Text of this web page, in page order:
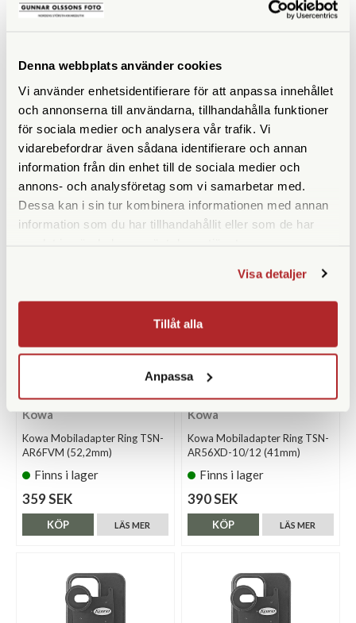
Denna webbplats använder cookies
Vi använder enhetsidentifierare för att anpassa innehållet
och annonserna till användarna, tillhandahålla funktioner
för sociala medier och analysera vår trafik. Vi
vidarebefordrar även sådana identifierare och annan
information från din enhet till de sociala medier och
annons- och analysföretag som vi samarbetar med.
Dessa kan i sin tur kombinera informationen med annan
information som du har tillhandahållit eller som de har
Visa detaljer
Tillåt alla
Anpassa
Kowa
Kowa Mobiladapter Ring TSN-
AR56XD-8 (41mm)
Finns i lager
390 SEK
LÄS MER
KÖP
Kowa Mobiladapter Ring TSN-
AR60FOL (47,4mm)
Finns i lager
359 SEK
LÄS MER
KÖP
Kowa
Kowa Mobiladapter Ring TSN-
AR6FVM (52,2mm)
Finns i lager
359 SEK
LÄS MER
KÖP
Kowa
Kowa Mobiladapter Ring TSN-
AR56XD-10/12 (41mm)
Finns i lager
390 SEK
LÄS MER
KÖP